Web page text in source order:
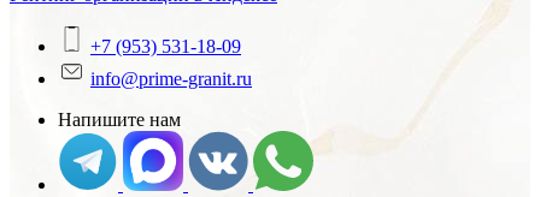
+7 (953) 531-18-09
info@prime-granit.ru
Напишите нам